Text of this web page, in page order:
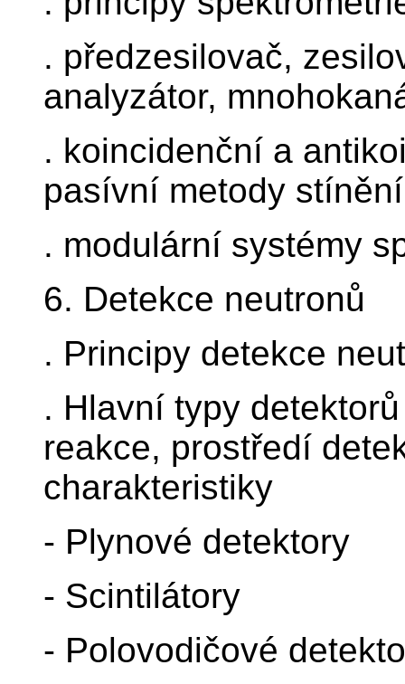
. předzesilovač,
analyzátor,
. koincidenční a
pasívní metody stínění
. modulární systémy
6. Detekce neutronů
. Principy detekce
. Hlavní typy
reakce, prostředí
charakteristiky
- Plynové detektory
- Scintilátory
- Polovodičové